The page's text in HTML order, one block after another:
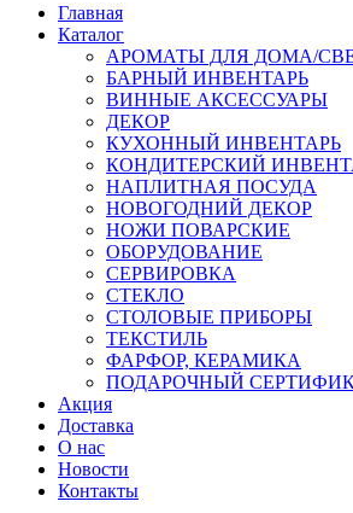
Главная
Каталог
АРОМАТЫ ДЛЯ ДОМА/
БАРНЫЙ ИНВЕНТАРЬ
ВИННЫЕ АКСЕССУАРЫ
ДЕКОР
КУХОННЫЙ ИНВЕНТАРЬ
КОНДИТЕРСКИЙ
НАПЛИТНАЯ ПОСУДА
НОВОГОДНИЙ ДЕКОР
НОЖИ ПОВАРСКИЕ
ОБОРУДОВАНИЕ
СЕРВИРОВКА
СТЕКЛО
СТОЛОВЫЕ ПРИБОРЫ
ТЕКСТИЛЬ
ФАРФОР, КЕРАМИКА
ПОДАРОЧНЫЙ
Акция
Доставка
О нас
Новости
Контакты